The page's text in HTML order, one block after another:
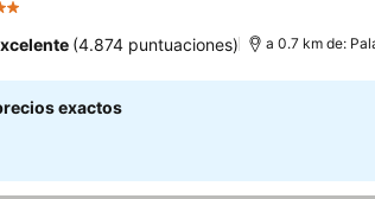
(4.874 puntuaciones) a 0.7 km de:
exactos